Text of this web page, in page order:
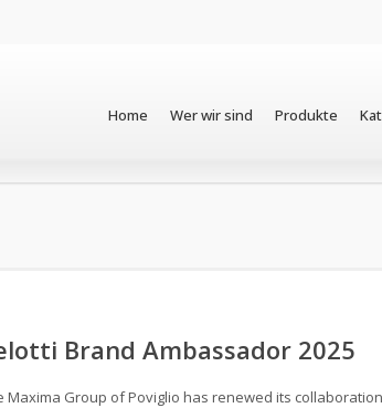
Home Wer wir sind Produkte
Brand Ambassador 2025
Maxima Group of Poviglio has renewed its collaboration